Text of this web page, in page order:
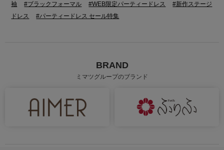
袖
#ブラックフォーマル #WEB限定パーティードレス
#新作ステージ
ドレス
#パーティードレス セール特集
BRAND
ミマツグループのブランド